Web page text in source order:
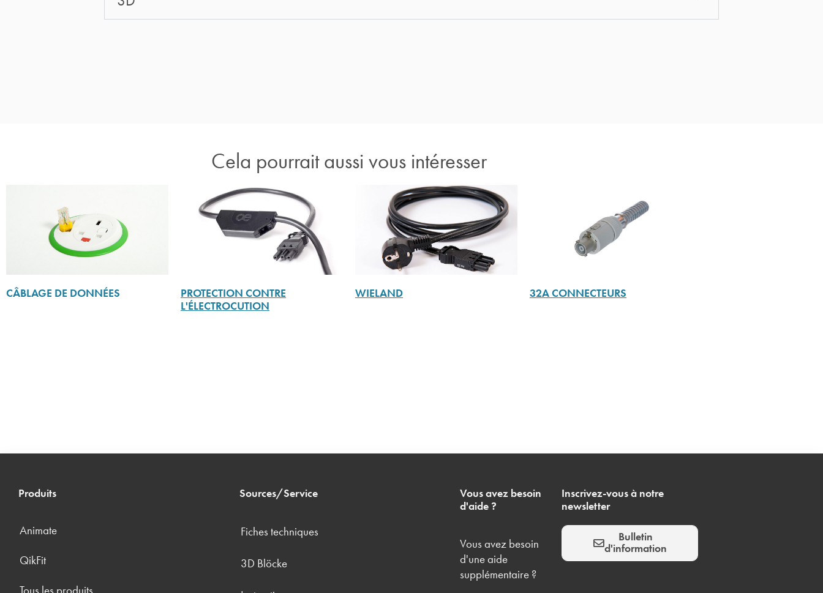
Cela pourrait aussi vous intéresser
CÂBLAGE DE DONNÉES
PROTECTION CONTRE
L'ÉLECTROCUTION
WIELAND 32A CONNECTEURS
Produits
Animate
QikFit
Tous les produits
Sources/Service
Fiches techniques
3D Blöcke
Vous avez besoin
d'aide ?
Vous avez besoin
d'une aide
supplémentaire ?
Inscrivez-vous à notre
newsletter
Bulletin
d'information